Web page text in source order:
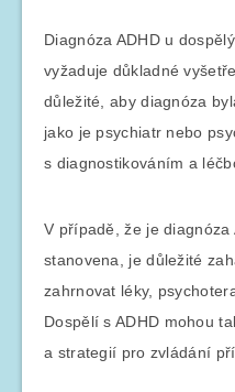
Diagnóza ADHD u
vyžaduje důkladné
důležité, aby diagnóza
jako je psychiatr nebo
s diagnostikováním a
V případě, že je diagnóza
stanovena, je důležité
zahrnovat léky,
Dospělí s ADHD mohou
a strategií pro zvládání